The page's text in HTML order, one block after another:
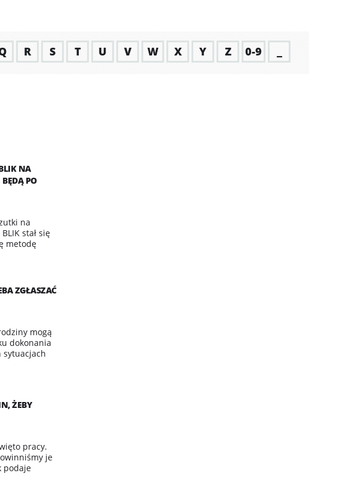
R S T U V W X Y Z 0-9
NA
BĘDĄ PO
na
stał się
metodę
ZGŁASZAĆ
mogą
dokonania
sytuacjach
ŻEBY
pracy.
je
podaje